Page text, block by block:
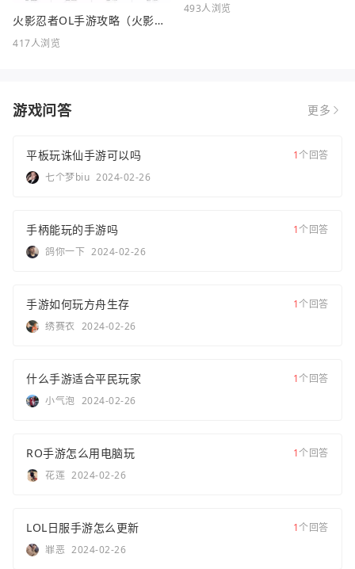
火影忍者OL手游攻略（火影忍者OL手游攻略站）
417人浏览
493人浏览
游戏问答 更多
平板玩诛仙手游可以吗 1个回答
七个梦biu 2024-02-26
手柄能玩的手游吗 1个回答
鸽你一下 2024-02-26
手游如何玩方舟生存 1个回答
绣赛衣 2024-02-26
什么手游适合平民玩家 1个回答
小气泡 2024-02-26
RO手游怎么用电脑玩 1个回答
花莲 2024-02-26
LOL日服手游怎么更新 1个回答
罪恶 2024-02-26